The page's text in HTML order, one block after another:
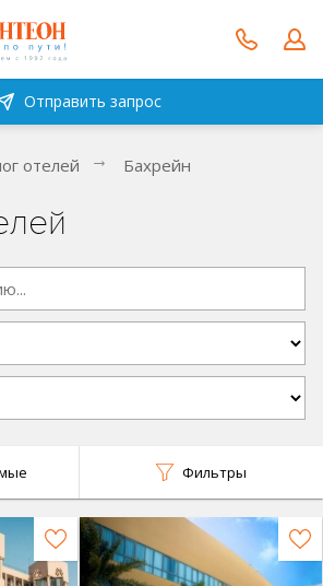
Отправить запрос
отелей Бахрейн
Фильтры